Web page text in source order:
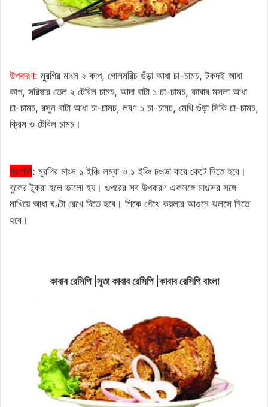
উপকরণ: মুরগির মাংস ২ কাপ, গোলমরিচ গুঁড়া আধা চা-চামচ, টকদই আধা
কাপ, সরিষার তেল ২ টেবিল চামচ, আদা বাটা ১ চা-চামচ, কাবাব মসলা আধা
চা-চামচ, রসুন বাটা আধা চা-চামচ, লবণ ১ চা-চামচ, মেথি গুঁড়া সিকি চা-চামচ,
ক্রিম ৩ টেবিল চামচ।
প্রণালি: মুরগির মাংস ১ ইঞ্চি লম্বা ও ১ ইঞ্চি চওড়া করে কেটে নিতে হবে।
বুকের টুকরা হলে ভালো হয়। ওপরের সব উপকরণ একসঙ্গে মাংসের সঙ্গে
মাখিয়ে আধা ঘণ্টা রেখে দিতে হবে। শিকে গেঁথে কয়লার আগুনে ঝলসে নিতে
হবে।
কাবাব রেসিপি |সূতা কাবাব রেসিপি |কাবাব রেসিপি বাংলা